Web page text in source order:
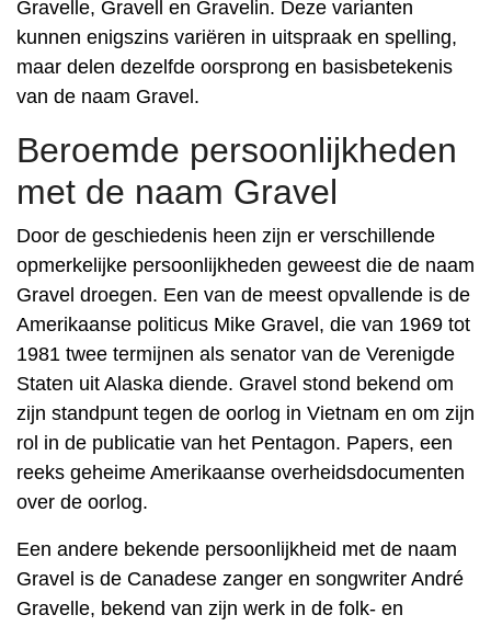
Gravelle, Gravell en Gravelin. Deze varianten
kunnen enigszins variëren in uitspraak en spelling,
maar delen dezelfde oorsprong en basisbetekenis
van de naam Gravel.
Beroemde persoonlijkheden
met de naam Gravel
Door de geschiedenis heen zijn er verschillende
opmerkelijke persoonlijkheden geweest die de naam
Gravel droegen. Een van de meest opvallende is de
Amerikaanse politicus Mike Gravel, die van 1969 tot
1981 twee termijnen als senator van de Verenigde
Staten uit Alaska diende. Gravel stond bekend om
zijn standpunt tegen de oorlog in Vietnam en om zijn
rol in de publicatie van het Pentagon. Papers, een
reeks geheime Amerikaanse overheidsdocumenten
over de oorlog.
Een andere bekende persoonlijkheid met de naam
Gravel is de Canadese zanger en songwriter André
Gravelle, bekend van zijn werk in de folk- en